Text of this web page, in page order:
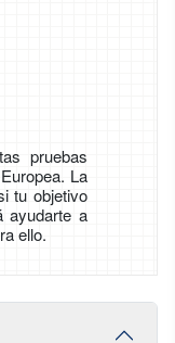
pruebas
La
tu objetivo
ayudarte a
ello.